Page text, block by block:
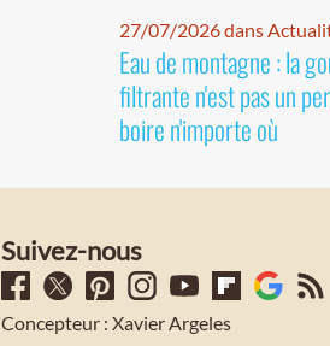
27/07/2026 dans
Eau de montagne : la
filtrante n'est pas un
boire n'importe où
Suivez-nous
Concepteur : Xavier Argeles